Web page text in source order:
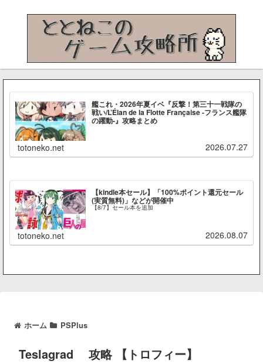
艦これ・2026年夏イベ『反撃！第三十一戦隊の
戦い/L’Élan de la Flotte Française -フランス艦隊
の躍動-』攻略まとめ
totoneko.net 2026.07.27
【kindle本セール】「100%ポイント還元セール
(実質無料)」などが開催中
【8/7】セール本を追加
totoneko.net 2026.08.07
ホーム PSPlus
Teslagrad 攻略 【トロフィー】